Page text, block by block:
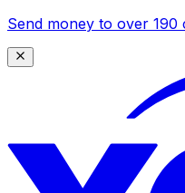
Send money to over 190